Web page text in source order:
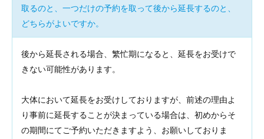
取るのと、一つだけの予約を取って後から延長するのと、
どちらがよいですか。
後から延長される場合、繁忙期になると、延長をお受けで
きない可能性があります。
大体において延長をお受けしておりますが、前述の理由よ
り事前に延長することが決まっている場合は、初めからそ
の期間にてご予約いただきますよう、お願いしておりま